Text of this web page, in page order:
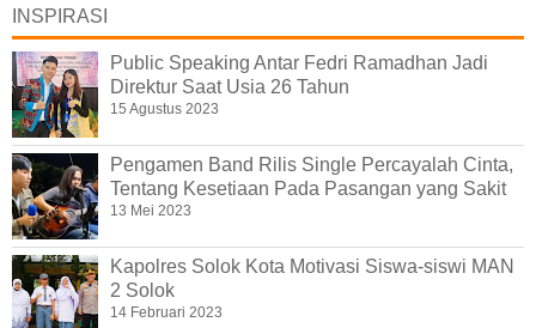
INSPIRASI
Public Speaking Antar Fedri Ramadhan Jadi
Direktur Saat Usia 26 Tahun
15 Agustus 2023
Pengamen Band Rilis Single Percayalah Cinta,
Tentang Kesetiaan Pada Pasangan yang Sakit
13 Mei 2023
Kapolres Solok Kota Motivasi Siswa-siswi MAN
2 Solok
14 Februari 2023